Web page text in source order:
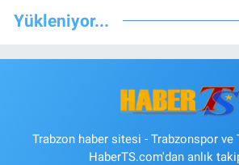
Yükleniyor...
Trabzon haber sitesi - Trabzonspor ve
HaberTS.com'dan anlık